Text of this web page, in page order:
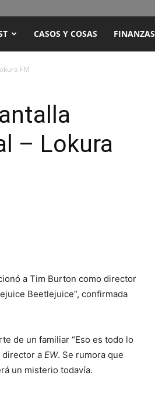
CASOS Y COSAS FINANZAS
FM
– Lokura
a Tim Burton como director
Beetlejuice”, confirmada
de un familiar “Eso es todo lo
director a EW. Se rumora que
un misterio todavía.